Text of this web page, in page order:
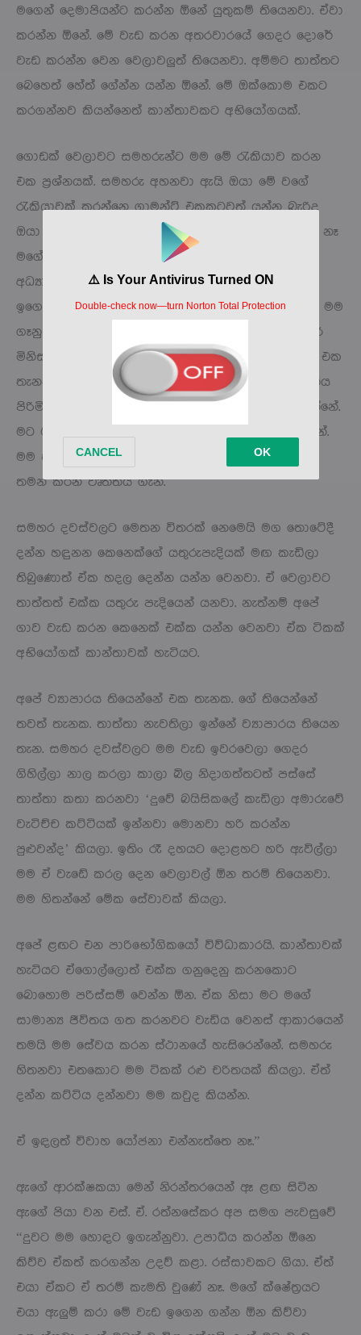
මගෙන් දෙමාපියන්ට කරන්න ඕනේ යුතුකම් තියෙනවා. ඒවා
කරන්න ඕනේ. මේ වැඩ කරන අතරවාරයේ ගෙදර දොරේ
වැඩ කරන්න වෙන වෙලාවලුත් තියෙනවා. අම්මට තාත්තට
බෙහෙත් හේත් ගේන්න යන්න ඕනේ. මේ ඔක්කොම එකට
කරගන්නව කියන්නෙත් කාන්තාවකට අභියෝගයක්.
ගොඩක් වෙලාවට සමහරුන්ට මම මේ රැකියාව කරන
එක ප්‍රශ්නයක්. සමහරු අහනවා ඇයි ඔයා මේ වගේ
රැකියාවක් කරන්නෙ ගාමන්ට් එකකටවත් යන්න බැරිද
ඔයා ගෑනු ළමයෙක්නේ කියල කියනවා. එයාලා දන්නේ නෑ
මගේ අධ්‍යාපන මට්ටම මොකක්ද කියලවත්. මගේ
අධ්‍යාපන මට්ටම දන්න මිනිස්සු අහන්නේ ඇයි ඔයාට
ඉගෙන ගත්තු දෙයින් ප්‍රයෝජනයක් ගන්න බැරි කියලා. මම
ගෑනු ළමයෙක් වෙලා මේ වගේ වැඩ කරන එක සමහර
මිනිස්සුන්ට හරි ප්‍රශ්නයක්. එයාලා හිතන්නේ කාන්තාව එක
තැනකට කොටු වෙලාම ඉන්න ඕනේ කියලා. මේ වෘත්තිය
පිරිමින්ට විතරයි කරන්න පුළුවන් කියලා එයාලා හිතන්නේ.
මට මම කරන වෘත්තිය පිළිබඳ ආඩම්බරයක් තියෙන්නේ.
මම හිතන්නේ හැමෝටම තියෙන්න ඕනේ ආඩම්බරයක්
තමන් කරන වෘත්තිය ගැන.
සමහර දවස්වලට මෙතන විතරක් නෙමෙයි මග තොටේදී
දන්න හඳුනන කෙනෙක්ගේ යතුරුපැදියක් මඟ කැඩිලා
තිබුණොත් ඒක හදල දෙන්න යන්න වෙනවා. ඒ වෙලාවට
තාත්තත් එක්ක යතුරු පැදියෙන් යනවා. නැත්නම් අපේ
ගාව වැඩ කරන කෙනෙක් එක්ක යන්න වෙනවා ඒක ටිකක්
අභියෝගක් කාන්තාවක් හැටියට.
අපේ ව්‍යාපාරය තියෙන්නේ එක තැනක. ගේ තියෙන්නේ
තවත් තැනක. තාත්තා නැවතිලා ඉන්නේ ව්‍යාපාරය තියෙන
තැන. සමහර දවස්වලට මම වැඩ ඉවරවෙලා ගෙදර
ගිහිල්ලා නාල කරලා කාලා බිල නිදාගත්තටත් පස්සේ
තාත්තා කතා කරනවා ‘දුවේ බයිසිකලේ කැඩිලා අමාරුවේ
වැටිච්ච කට්ටියක් ඉන්නවා මොනවා හරි කරන්න
පුළුවන්ද’ කියලා. ඉතිං රෑ දහයට දොළහට හරි ඇවිල්ලා
මම ඒ වැඩේ කරල දෙන වෙලාවල් ඕන තරම් තියෙනවා.
මම හිතන්නේ මේක සේවාවක් කියලා.
අපේ ළඟට එන පාරිභෝගිකයෝ විවිධාකාරයි. කාන්තාවක්
හැටියට ඒගොල්ලොත් එක්ක ගනුදෙනු කරනකොට
බොහොම පරිස්සම් වෙන්න ඕන. ඒක නිසා මට මගේ
සාමාන්‍ය ජීවිතය ගත කරනවට වැඩිය වෙනස් ආකාරයෙන්
තමයි මම සේවය කරන ස්ථානයේ හැසිරෙන්නේ. සමහරු
හිතනවා එතකොට මම ටිකක් රළු චරිතයක් කියලා. ඒත්
දන්න කට්ටිය දන්නවා මම කවුද කියන්න.
ඒ ඉඳලත් විවාහ යෝජනා එන්නැත්තෙ නෑ.”
ඇගේ ආරක්ෂකයා මෙන් නිරන්තරයෙන් ඈ ළඟ සිටින
ඇගේ පියා වන එස්. ඒ. රත්නසේකර අප සමග පැවසුවේ
“දුවට මම හොඳට ඉගැන්නුවා. උපාධිය කරන්න ඕනෙ
කිව්ව ඒකත් කරගන්න උදව් කළා. රස්සාවකට ගියා. ඒත්
එයා ඒකට ඒ තරම් කැමති වුණේ නෑ. මගේ ක්ෂේත්‍රයට
එයා ඇලුම් කරා මේ වැඩ ඉගෙන ගන්න ඕන කිව්වා